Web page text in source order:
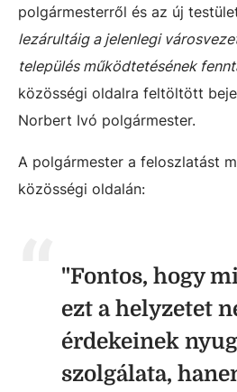
polgármesterről és az új
lezárultáig a jelenlegi
település működtetésének
közösségi oldalra feltöltött
Norbert Ivó polgármester.
A polgármester a feloszlatást
közösségi oldalán:
"Fontos, hogy
ezt a helyzetet
érdekeinek
szolgálata,